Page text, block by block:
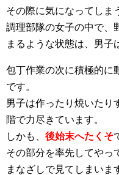
その際に気になってしま
調理部隊の女子の中で、
まるような状態は、男子
包丁作業の次に積極的に
です。
男子は作ったり焼いたり
階で力尽きています。
しかも、 後始末へたくそ
その部分を率先してやっ
まなざしで見てしまいま